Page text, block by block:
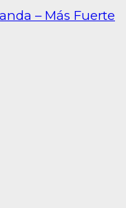
– Más Fuerte